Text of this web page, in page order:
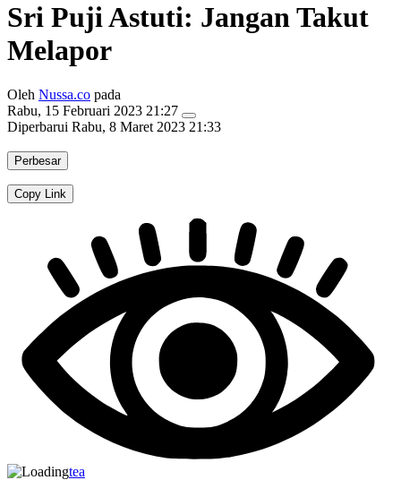
Sri Puji Astuti: Jangan Takut
Melapor
Oleh Nussa.co pada
Rabu, 15 Februari 2023 21:27
Diperbarui Rabu, 8 Maret 2023 21:33
Perbesar
Copy Link
tea